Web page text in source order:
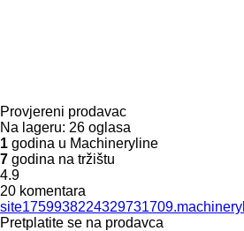
Provjereni prodavac
Na lageru: 26 oglasa
1 godina u Machineryline
7 godina na tržištu
4.9
20 komentara
Pretplatite se na prodavca